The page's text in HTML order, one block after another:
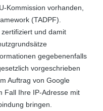
Kommission vorhanden,
(TADPF).
und damit
gegebenenfalls
vorgeschrieben
Auftrag von Google
Fall Ihre IP-Adresse mit
bringen.